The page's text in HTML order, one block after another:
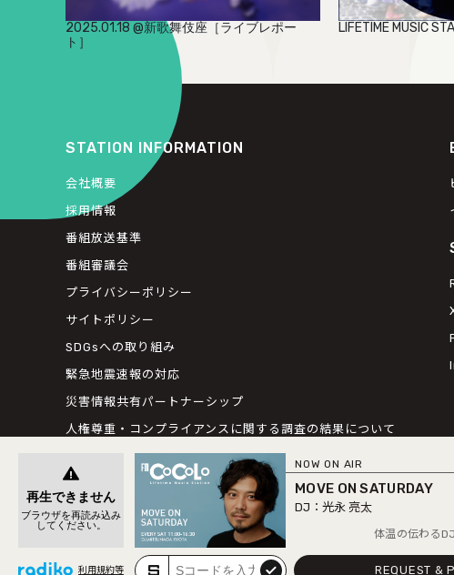
利用規約等
NOW ON AIR
MOVE ON SATURDAY
光永 亮太
体温の伝わるDJの声
submit REQUEST &
2025.01.18 @新歌舞伎座［ライブレポー
ト］
LIFETIME MUSIC
STATION INFORMATION
会社概要
採用情報
番組放送基準
番組審議会
プライバシーポリシー
サイトポリシー
SDGsへの取り組み
緊急地震速報の対応
災害情報共有パートナーシップ
人権尊重・コンプライアンスに関する調査の結果について